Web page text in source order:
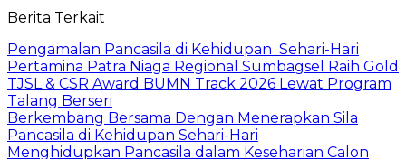
Berita Terkait
Pengamalan Pancasila di Kehidupan Sehari-Hari
Pertamina Patra Niaga Regional Sumbagsel Raih Gold
TJSL & CSR Award BUMN Track 2026 Lewat Program
Talang Berseri
Berkembang Bersama Dengan Menerapkan Sila
Pancasila di Kehidupan Sehari-Hari
Menghidupkan Pancasila dalam Keseharian Calon